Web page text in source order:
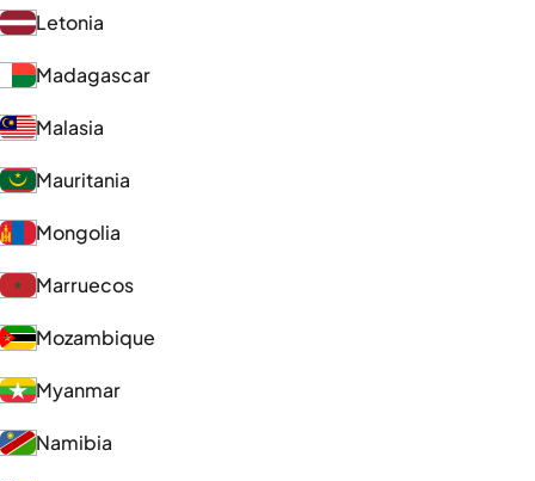
Letonia
Madagascar
Malasia
Mauritania
Mongolia
Marruecos
Mozambique
Myanmar
Namibia